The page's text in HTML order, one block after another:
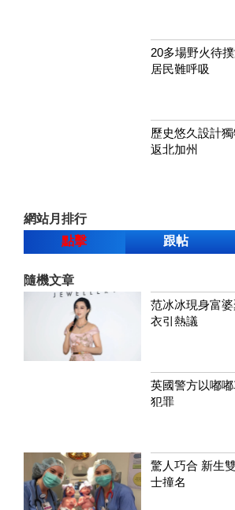
20多場野火待
居民難呼吸
歷史悠久設計
返北加州
網站月排行
點擊
跟帖
隨機文章
范冰冰現身富
衣引熱議
英國警方以嘟
犯罪
驚人巧合 新生
士撞名